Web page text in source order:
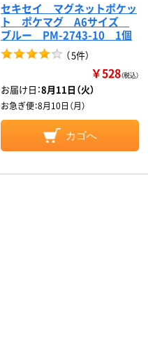
セキセイ マグネットポケッ
ト ポケマグ A6サイズ
ブルー PM-2743-10 1個
（5件）
￥528（税込）
お届け日：8月11日（火）
お急ぎ便：8月10日（月）
カゴへ